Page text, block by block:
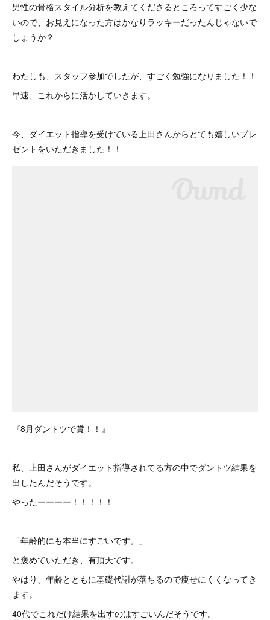
男性の骨格スタイル分析を教えてくださるところってすごく少な
いので、お見えになった方はかなりラッキーだったんじゃないで
しょうか？
わたしも、スタッフ参加でしたが、すごく勉強になりました！！
早速、これからに活かしていきます。
今、ダイエット指導を受けている上田さんからとても嬉しいプレ
ゼントをいただきました！！
『8月ダントツで賞！！』
私、上田さんがダイエット指導されてる方の中でダントツ結果を
出したんだそうです。
やったーーーー！！！！！
「年齢的にも本当にすごいです。」
と褒めていただき、有頂天です。
やはり、年齢とともに基礎代謝が落ちるので痩せにくくなってき
ます。
40代でこれだけ結果を出すのはすごいんだそうです。